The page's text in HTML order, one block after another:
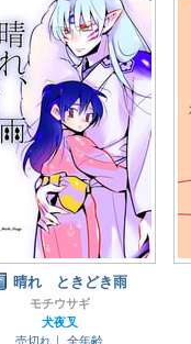
晴れ ときどき雨
モチウサギ
犬夜叉
売切れ｜
全年齢